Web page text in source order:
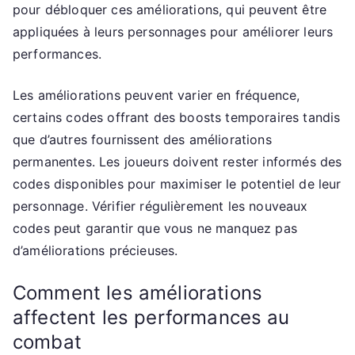
pour débloquer ces améliorations, qui peuvent être
appliquées à leurs personnages pour améliorer leurs
performances.
Les améliorations peuvent varier en fréquence,
certains codes offrant des boosts temporaires tandis
que d’autres fournissent des améliorations
permanentes. Les joueurs doivent rester informés des
codes disponibles pour maximiser le potentiel de leur
personnage. Vérifier régulièrement les nouveaux
codes peut garantir que vous ne manquez pas
d’améliorations précieuses.
Comment les améliorations
affectent les performances au
combat